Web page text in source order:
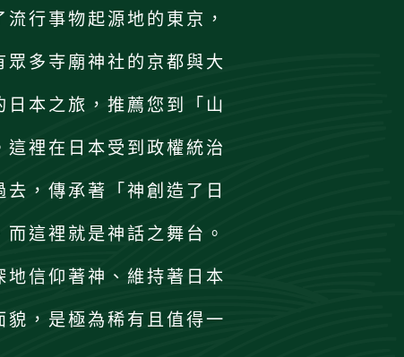
流行事物起源地的東京，
眾多寺廟神社的京都與大
日本之旅，推薦您到「山
這裡在日本受到政權統治
去，傳承著「神創造了日
而這裡就是神話之舞台。
地信仰著神、維持著日本
貌，是極為稀有且值得一